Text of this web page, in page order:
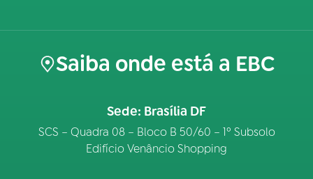
Saiba onde está a EBC
Sede: Brasília DF
SCS – Quadra 08 – Bloco B 50/60 – 1º Subsolo
Edifício Venâncio Shopping